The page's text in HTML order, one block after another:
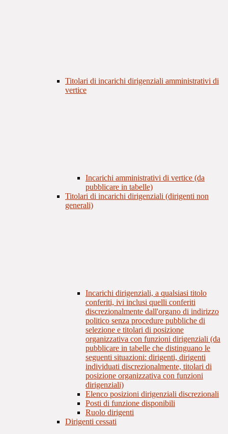
Titolari di incarichi dirigenziali amministrativi di
vertice
Incarichi amministrativi di vertice (da
pubblicare in tabelle)
Titolari di incarichi dirigenziali (dirigenti non
generali)
Incarichi dirigenziali, a qualsiasi titolo
conferiti, ivi inclusi quelli conferiti
discrezionalmente dall'organo di indirizzo
politico senza procedure pubbliche di
selezione e titolari di posizione
organizzativa con funzioni dirigenziali (da
pubblicare in tabelle che distinguano le
seguenti situazioni: dirigenti, dirigenti
individuati discrezionalmente, titolari di
posizione organizzativa con funzioni
dirigenziali)
Elenco posizioni dirigenziali discrezionali
Posti di funzione disponibili
Ruolo dirigenti
Dirigenti cessati